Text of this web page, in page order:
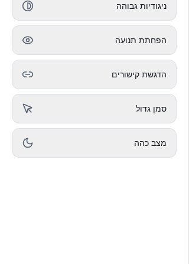
ניגודיות גבוהה
הפחתת תנועה
הדגשת קישורים
סמן גדול
מצב כהה